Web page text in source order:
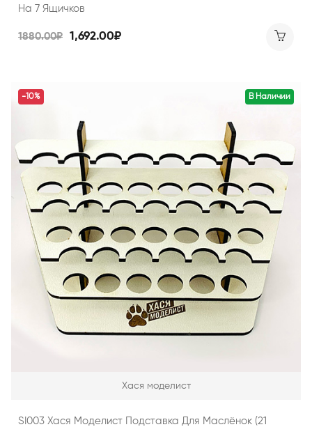
На 7 Ящичков
1880.00₽ 1,692.00₽
В Наличии
-10%
Хася моделист
SI003 Хася Моделист Подставка Для Маслёнок (21